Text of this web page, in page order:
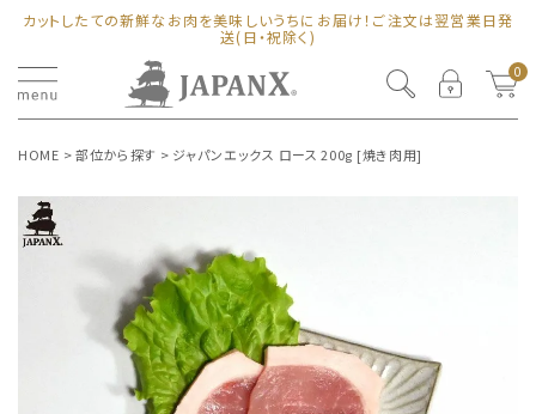
カットしたての新鮮なお肉を美味しいうちにお届け！ご注文は翌営業日発
送(日・祝除く)
0
HOME 部位から探す ジャパンエックス ロース 200g [焼き肉用]